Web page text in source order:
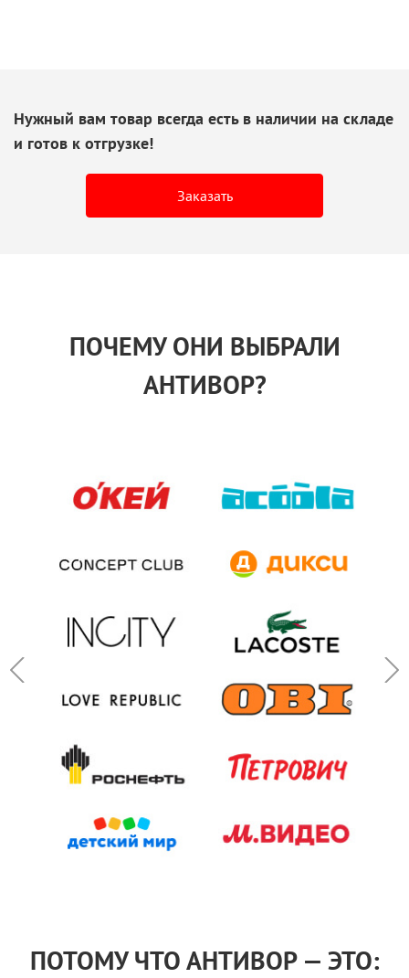
Нужный вам товар всегда есть в наличии на складе
и готов к отгрузке!
Заказать
ПОЧЕМУ ОНИ ВЫБРАЛИ
АНТИВОР?
ПОТОМУ ЧТО АНТИВОР — ЭТО: